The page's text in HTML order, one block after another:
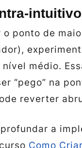
o ponto de
médio.
“pego” na
reverter
a
Como